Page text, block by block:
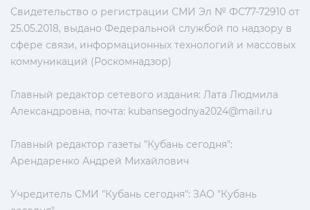
Свидетельство о регистрации СМИ Эл № ФС77-72910 от
25.05.2018, выдано Федеральной службой по надзору в
сфере связи, информационных технологий и массовых
коммуникаций (Роскомнадзор)
Главный редактор сетевого издания: Лата Людмила
Александровна, почта: kubansegodnya2024@mail.ru
Главный редактор газеты "Кубань сегодня":
Арендаренко Андрей Михайлович
Учредитель СМИ "Кубань сегодня": ЗАО "Кубань